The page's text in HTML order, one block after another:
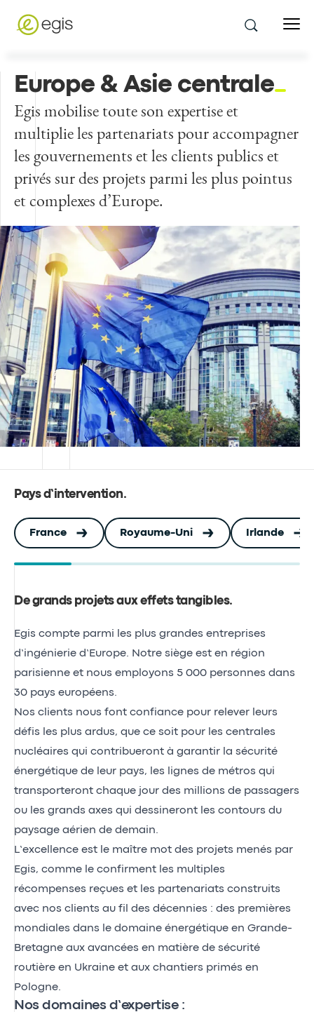
Europe & Asie centrale
Egis mobilise toute son expertise et
multiplie les partenariats pour accompagner
les gouvernements et les clients publics et
privés sur des projets parmi les plus pointus
et complexes d’Europe.
Pays d’intervention.
France Royaume-Uni Irlande
De grands projets aux effets tangibles.
Egis compte parmi les plus grandes entreprises
d’ingénierie d’Europe. Notre siège est en région
parisienne et nous employons 5 000 personnes dans
30 pays européens.
Nos clients nous font confiance pour relever leurs
défis les plus ardus, que ce soit pour les centrales
nucléaires qui contribueront à garantir la sécurité
énergétique de leur pays, les lignes de métros qui
transporteront chaque jour des millions de passagers
ou les grands axes qui dessineront les contours du
paysage aérien de demain.
L’excellence est le maître mot des projets menés par
Egis, comme le confirment les multiples
récompenses reçues et les partenariats construits
avec nos clients au fil des décennies : des premières
mondiales dans le domaine énergétique en Grande-
Bretagne aux avancées en matière de sécurité
routière en Ukraine et aux chantiers primés en
Pologne.
Nos domaines d’expertise :